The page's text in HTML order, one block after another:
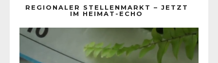
REGIONALER STELLENMARKT – JETZT
IM HEIMAT-ECHO
Player